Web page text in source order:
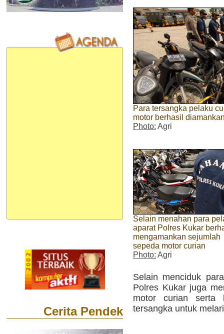
Cerita Pendek
Para tersangka pelaku
motor berhasil
Photo: Agri
Selain menahan para
aparat Polres Kukar
mengamankan sejumlah
sepeda motor curian
Photo: Agri
Selain menciduk
Polres Kukar juga
motor curian serta
tersangka untuk